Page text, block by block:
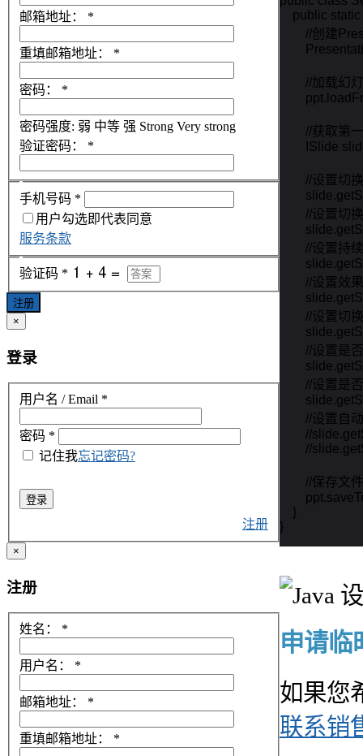
public
//创建
//加载
//获取
ISlide
//设置切
//设置
//设置持
//设置效
//设置切
//设置
//设置
//设置
//
//
        //保存文件
    }
}
申请临
如果您
联系销
邮箱地址： *
重填邮箱地址： *
密码： *
密码强度: 弱 中等 强 Strong Very strong
验证密码：
*
手机号码 *
用户勾选即代表同意
服务条款
验证码 *
注册
×
登录
用户名 / Email *
密码 *
记住我忘记密码?
登录
注册
×
注册
姓名： *
用户名： *
邮箱地址： *
重填邮箱地址： *